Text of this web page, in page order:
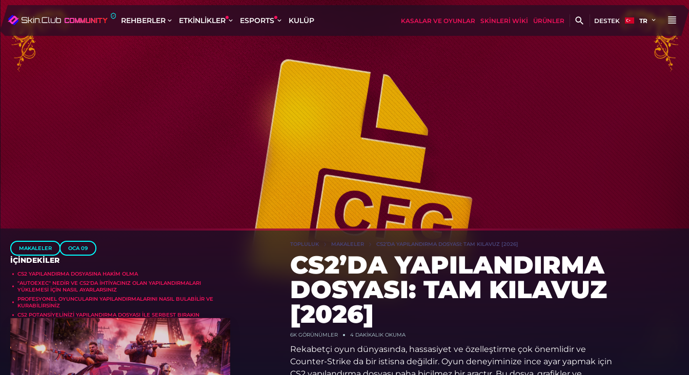
REHBERLER ETKINLIKLER ESPORTS KULÜP KASALAR VE OYUNLAR SKINLERI WIKI ÜRÜNLER DESTEK TR
MAKALELER OCA 09
İÇINDEKILER
CS2 YAPILANDIRMA DOSYASINA HAKIM OLMA
"AUTOEXEC" NEDIR VE CS2'DA IHTIYACINIZ OLAN YAPILANDIRMALARI
YÜKLEMESI IÇIN NASIL AYARLARSINIZ
PROFESYONEL OYUNCULARIN YAPILANDIRMALARINI NASIL BULABILIR VE
KURABILIRSINIZ
CS2 POTANSIYELINIZI YAPILANDIRMA DOSYASI ILE SERBEST BIRAKIN
TOPLULUK MAKALELER CS2’DA YAPILANDIRMA DOSYASI: TAM KILAVUZ [2026]
CS2’DA YAPILANDIRMA
DOSYASI: TAM KILAVUZ
[2026]
6KGÖRÜNÜMLER 4 DAKIKALIK OKUMA
Rekabetçi oyun dünyasında, hassasiyet ve özelleştirme çok önemlidir ve
Counter-Strike da bir istisna değildir. Oyun deneyiminize ince ayar yapmak için